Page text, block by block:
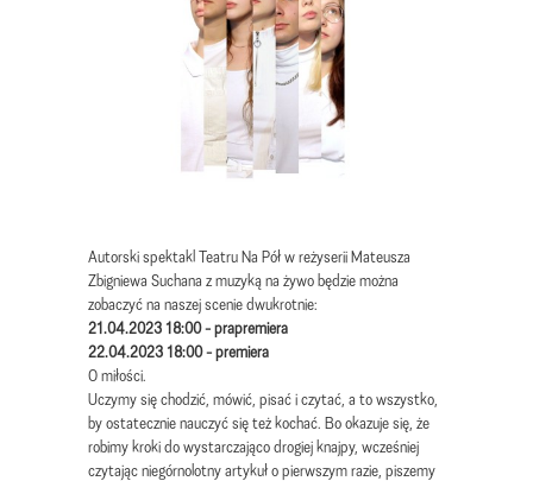
Autorski spektakl Teatru Na Pół w reżyserii Mateusza
Zbigniewa Suchana z muzyką na żywo będzie można
zobaczyć na naszej scenie dwukrotnie:
21.04.2023 18:00 - prapremiera
22.04.2023 18:00 - premiera
O miłości.
Uczymy się chodzić, mówić, pisać i czytać, a to wszystko,
by ostatecznie nauczyć się też kochać. Bo okazuje się, że
robimy kroki do wystarczająco drogiej knajpy, wcześniej
czytając niegórnolotny artykuł o pierwszym razie, piszemy